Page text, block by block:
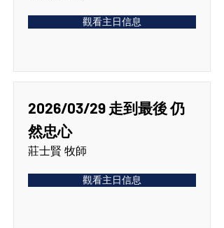
觀看主日信息
2026/03/29 走到最後 仍
然忠心
莊士賢 牧師
觀看主日信息